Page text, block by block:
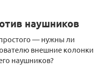
наушников
— нужны ли
внешние колонки
наушников?